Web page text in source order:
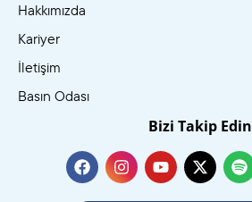
Hakkımızda
Kariyer
İletişim
Basın Odası
Bizi Takip Edin